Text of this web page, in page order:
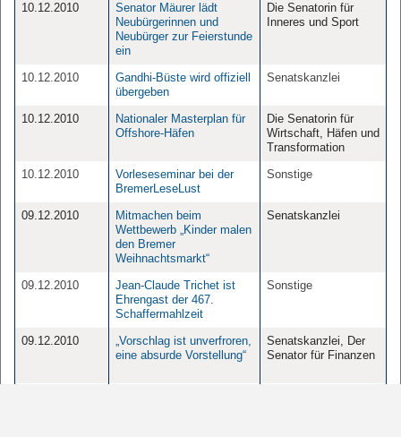
10.12.2010
Senator Mäurer lädt
Neubürgerinnen und
Neubürger zur Feierstunde
ein
Die Senatorin für
Inneres und Sport
10.12.2010
Gandhi-Büste wird offiziell
übergeben
Senatskanzlei
10.12.2010
Nationaler Masterplan für
Offshore-Häfen
Die Senatorin für
Wirtschaft, Häfen und
Transformation
10.12.2010
Vorleseseminar bei der
BremerLeseLust
Sonstige
09.12.2010
Mitmachen beim
Wettbewerb „Kinder malen
den Bremer
Weihnachtsmarkt“
Senatskanzlei
09.12.2010
Jean-Claude Trichet ist
Ehrengast der 467.
Schaffermahlzeit
Sonstige
09.12.2010
„Vorschlag ist unverfroren,
eine absurde Vorstellung“
Senatskanzlei, Der
Senator für Finanzen